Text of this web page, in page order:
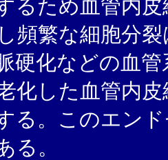
るため血管内
頻繁な細胞分
硬化などの血
化した血管内
る。このエン
る。